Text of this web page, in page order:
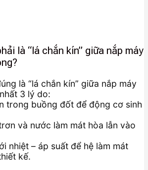
là “lá chắn kín” giữa nắp máy
là “lá chắn kín” giữa nắp máy
3 lý do:
trong buồng đốt để động cơ sinh
và nước làm mát hòa lẫn vào
nhiệt – áp suất để hệ làm mát
kế.